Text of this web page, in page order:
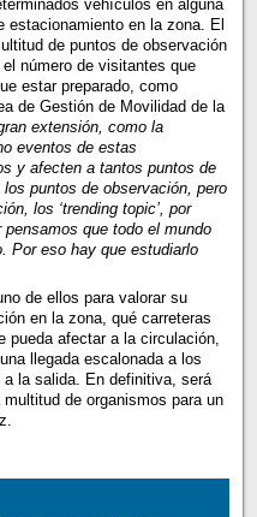
vehículos en alguna
estacionamiento en la zona. El
de puntos de observación
número de visitantes que
estar preparado, como
de Gestión de Movilidad de la
extensión, como la
eventos de estas
y afecten a tantos puntos de
puntos de observación, pero
los ‘trending topic’, por
que todo el mundo
Por eso hay que estudiarlo
de ellos para valorar su
en la zona, qué carreteras
pueda afectar a la circulación,
llegada escalonada a los
la salida. En definitiva, será
de organismos para un